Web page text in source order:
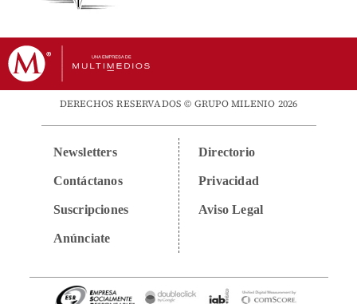
DERECHOS RESERVADOS © GRUPO MILENIO 2026
Newsletters
Contáctanos
Suscripciones
Anúnciate
Directorio
Privacidad
Aviso Legal